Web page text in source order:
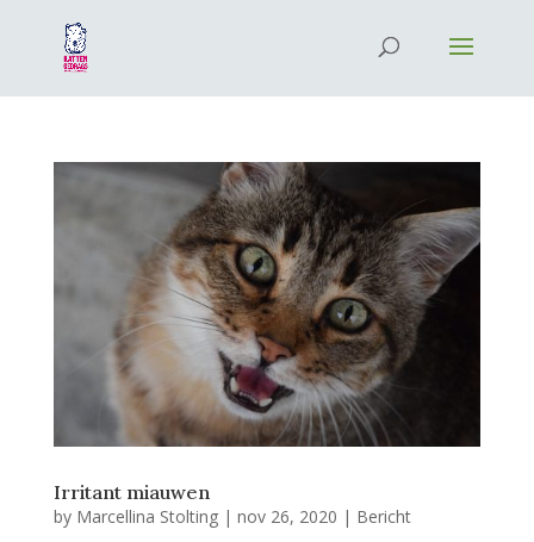
Irritant miauwen
by Marcellina Stolting| nov 26, 2020 | Bericht